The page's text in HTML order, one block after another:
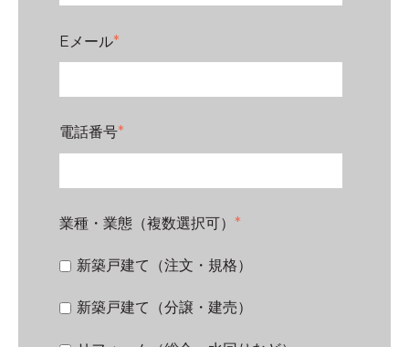
Eメール*
電話番号*
業種・業態（複数選択可） *
新築戸建て（注文・規格）
新築戸建て（分譲・建売）